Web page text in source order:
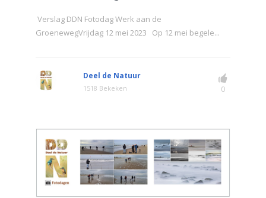
Verslag DDN Fotodag Werk aan de
GroenewegVrijdag 12 mei 2023 Op 12 mei begele...
Deel de Natuur
1518 Bekeken 0